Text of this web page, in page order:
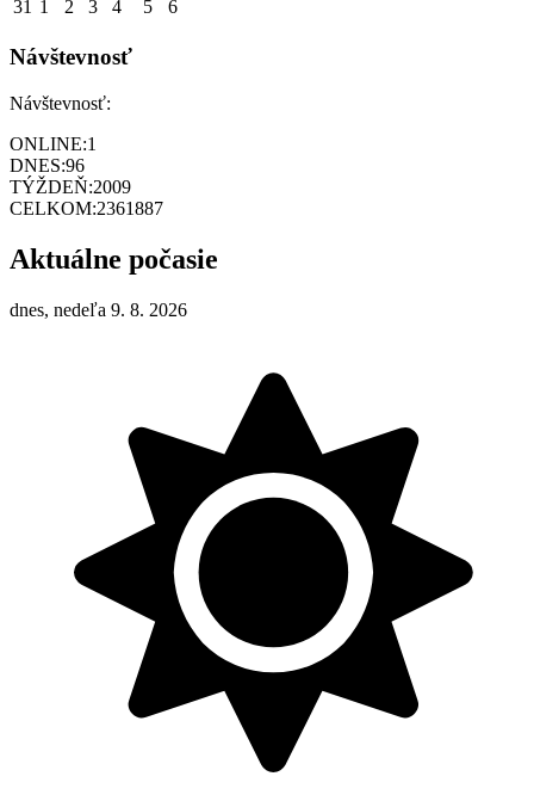
31 1 2 3 4 5 6
Návštevnosť
Návštevnosť:
ONLINE:1
DNES:96
TÝŽDEŇ:2009
CELKOM:2361887
Aktuálne počasie
dnes, nedeľa 9. 8. 2026